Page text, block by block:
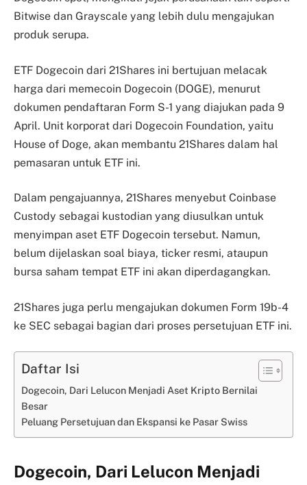
Bitwise dan Grayscale yang lebih dulu mengajukan
produk serupa.
ETF Dogecoin dari 21Shares ini bertujuan melacak
harga dari memecoin Dogecoin (DOGE), menurut
dokumen pendaftaran Form S-1 yang diajukan pada 9
April. Unit korporat dari Dogecoin Foundation, yaitu
House of Doge, akan membantu 21Shares dalam hal
pemasaran untuk ETF ini.
Dalam pengajuannya, 21Shares menyebut Coinbase
Custody sebagai kustodian yang diusulkan untuk
menyimpan aset ETF Dogecoin tersebut. Namun,
belum dijelaskan soal biaya, ticker resmi, ataupun
bursa saham tempat ETF ini akan diperdagangkan.
21Shares juga perlu mengajukan dokumen Form 19b-4
ke SEC sebagai bagian dari proses persetujuan ETF ini.
Daftar Isi
Dogecoin, Dari Lelucon Menjadi Aset Kripto Bernilai
Besar
Peluang Persetujuan dan Ekspansi ke Pasar Swiss
Dogecoin, Dari Lelucon Menjadi